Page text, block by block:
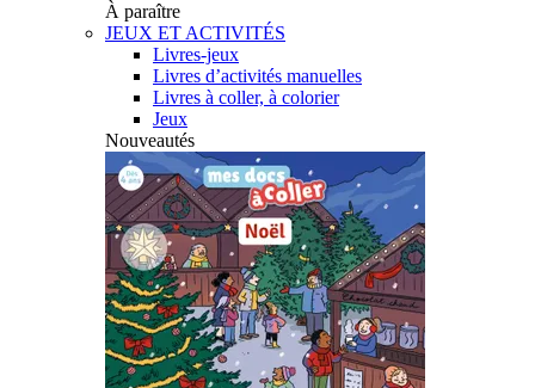
À paraître
JEUX ET ACTIVITÉS
Livres-jeux
Livres d’activités manuelles
Livres à coller, à colorier
Jeux
Nouveautés